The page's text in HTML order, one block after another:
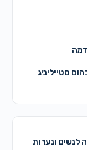
סטייליניג
ונערות